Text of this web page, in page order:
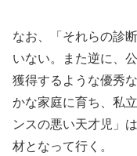
なお、「それらの診
いない。また逆に、
獲得するような優秀
かな家庭に育ち、私
ンスの悪い天才児」
材となって行く。